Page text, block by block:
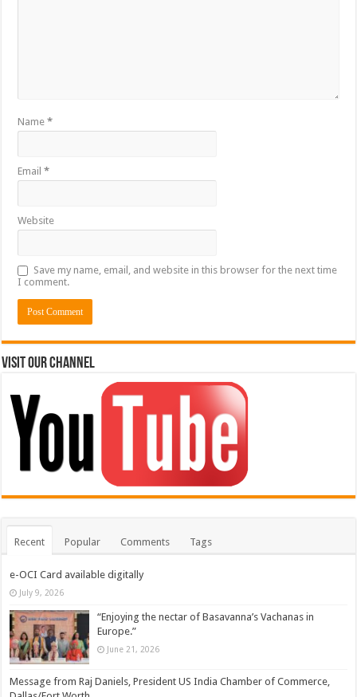
Name*
Email*
Website
Save my name, email, and website in this browser for the next time
I comment.
Visit Our Channel
Recent Popular Comments Tags
e-OCI Card available digitally
July 9, 2026
“Enjoying the nectar of Basavanna’s Vachanas in
Europe.”
June 21, 2026
Message from Raj Daniels, President US India Chamber of Commerce,